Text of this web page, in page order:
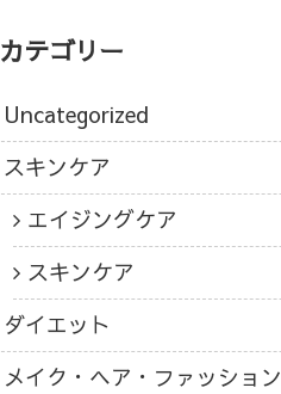
カテゴリー
Uncategorized
スキンケア
エイジングケア
スキンケア
ダイエット
メイク・ヘア・ファッション